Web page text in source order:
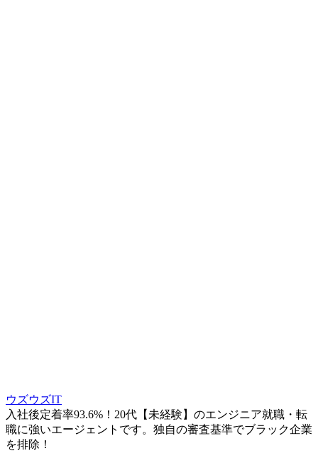
ウズウズIT
入社後定着率93.6%！20代【未経験】のエンジニア就職・転
職に強いエージェントです。独自の審査基準でブラック企業
を排除！